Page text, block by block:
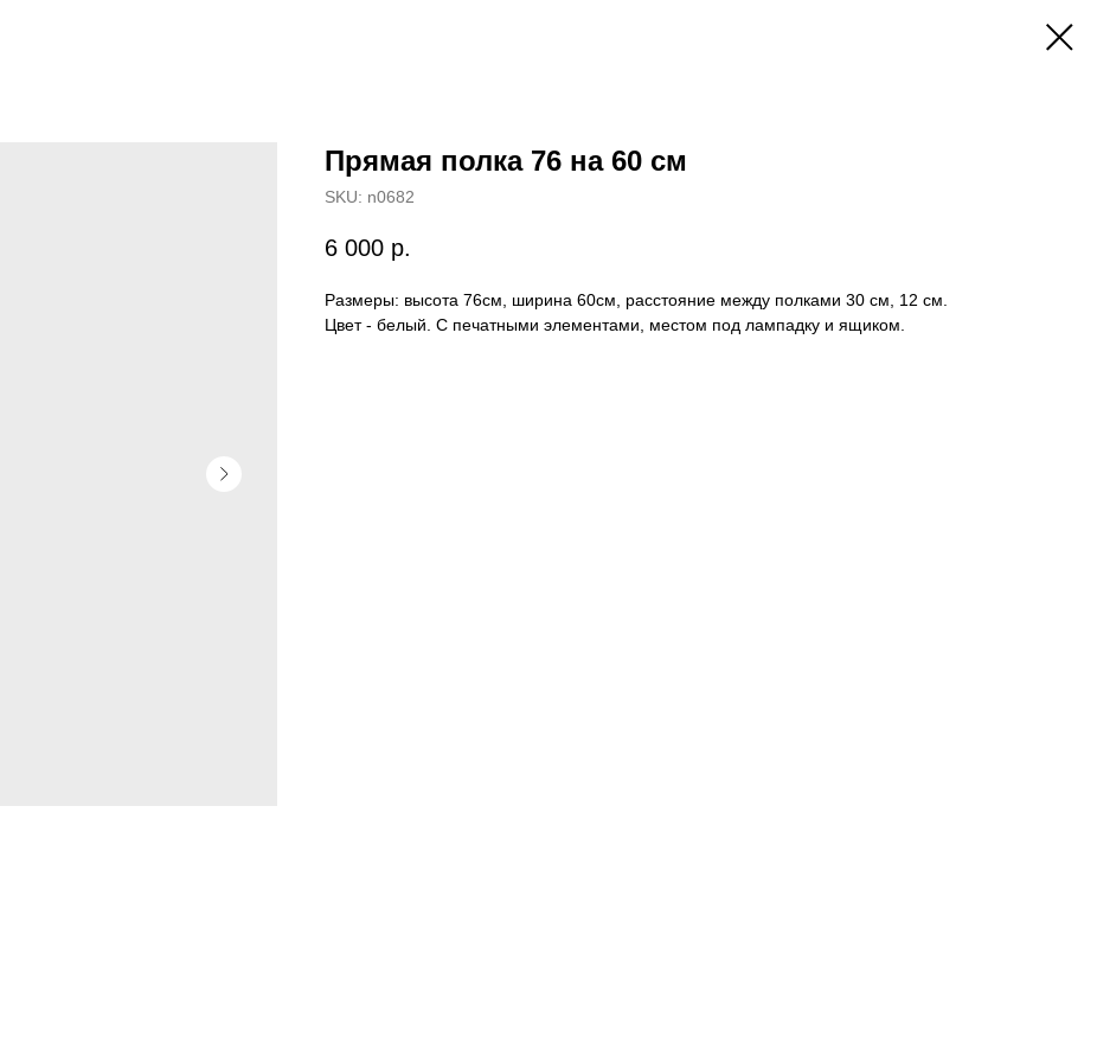
Прямая полка 76 на 60 см
SKU: n0682
6 000 р.
Размеры: высота 76см, ширина 60см, расстояние между полками 30 см, 12 см.
Цвет - белый. С печатными элементами, местом под лампадку и ящиком.